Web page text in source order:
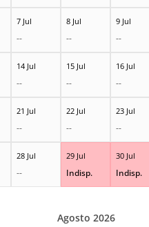
7 Jul
--
8 Jul
--
9 Jul
--
14 Jul
--
15 Jul
--
16 Jul
--
21 Jul
--
22 Jul
--
23 Jul
--
28 Jul
--
29 Jul
Indisp.
30 Jul
Indisp.
Agosto 2026